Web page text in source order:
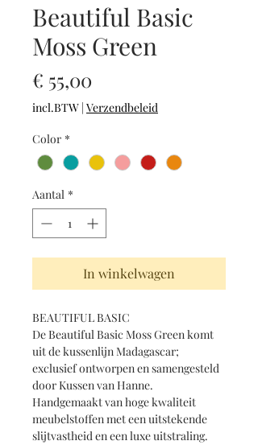
Beautiful Basic
Moss Green
€ 55,00
incl.BTW | Verzendbeleid
Color *
Aantal *
In winkelwagen
BEAUTIFUL BASIC
De Beautiful Basic Moss Green komt
uit de kussenlijn Madagascar;
exclusief ontworpen en samengesteld
door Kussen van Hanne.
Handgemaakt van hoge kwaliteit
meubelstoffen met een uitstekende
slijtvastheid en een luxe uitstraling.